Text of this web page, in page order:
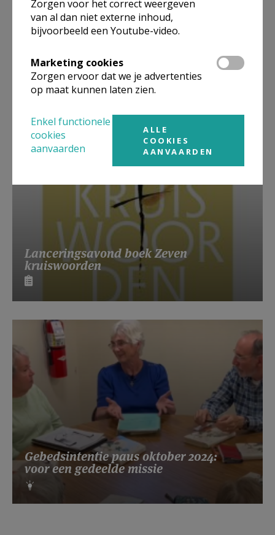
Beroepsvereniging Zorgpastores
Lanceringsavond boek Zeven
kruiswoorden
Gebedsintentie paus oktober 2024:
voor een gedeelde missie
Zorgen voor het correct weergeven
van al dan niet externe inhoud,
bijvoorbeeld een Youtube-video.
Marketing cookies
Zorgen ervoor dat we je advertenties
op maat kunnen laten zien.
Enkel functionele
cookies
aanvaarden
ALLE
COOKIES
AANVAARDEN